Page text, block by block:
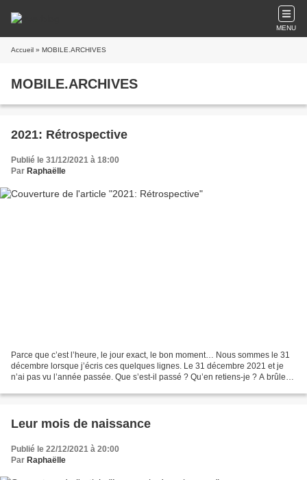
MENU
Accueil » MOBILE.ARCHIVES
MOBILE.ARCHIVES
2021: Rétrospective
Publié le 31/12/2021 à 18:00
Par Raphaëlle
Parce que c’est l’heure, le jour exact, le bon moment… Nous sommes le 31
décembre lorsque j’écris ces quelques lignes. Le 31 décembre 2021 et je
n’ai pas vu l’année passée. Que s’est-il passé ? Qu’en retiens-je ? A brûle-
Leur mois de naissance
Publié le 22/12/2021 à 20:00
Par Raphaëlle